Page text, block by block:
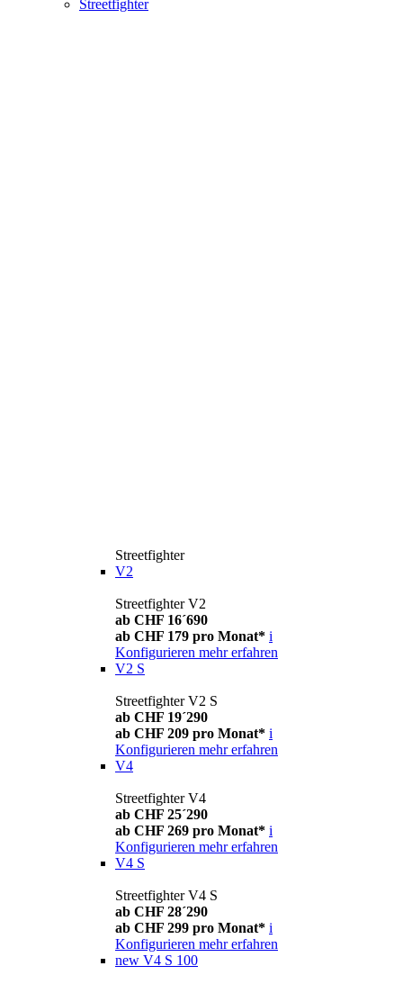
Streetfighter
Streetfighter
V2
Streetfighter V2
ab CHF 16´690
ab CHF 179 pro Monat* i
Konfigurieren mehr erfahren
V2 S
Streetfighter V2 S
ab CHF 19´290
ab CHF 209 pro Monat* i
Konfigurieren mehr erfahren
V4
Streetfighter V4
ab CHF 25´290
ab CHF 269 pro Monat* i
Konfigurieren mehr erfahren
V4 S
Streetfighter V4 S
ab CHF 28´290
ab CHF 299 pro Monat* i
Konfigurieren mehr erfahren
new V4 S 100